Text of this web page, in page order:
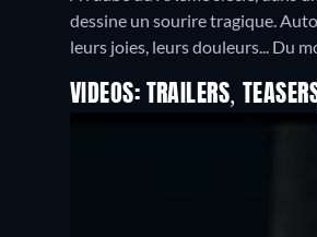
dessine un sourire tragique.
leurs joies, leurs douleurs... Du
VIDEOS: TRAILERS,